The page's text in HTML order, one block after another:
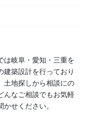
は岐阜・愛知・三重を
建築設計を行っており
土地探しから相談にの
んなご相談でもお気軽
せください。